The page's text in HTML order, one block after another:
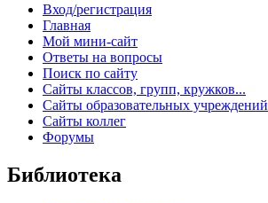
Вход/регистрация
Главная
Мой мини-сайт
Ответы на вопросы
Поиск по сайту
Сайты классов, групп, кружков...
Сайты образовательных учреждений
Сайты коллег
Форумы
Библиотека